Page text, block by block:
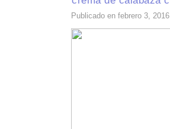
Publicado en febrero 3, 2016